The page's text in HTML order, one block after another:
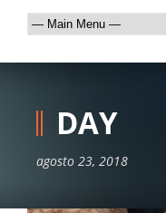
DAY
agosto 23, 2018